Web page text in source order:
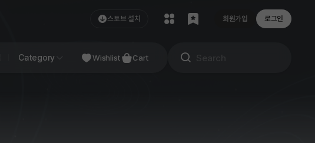
스토브 설치 회원가입 로그인
STOVE INDIE Studio
Category Wishlist Cart